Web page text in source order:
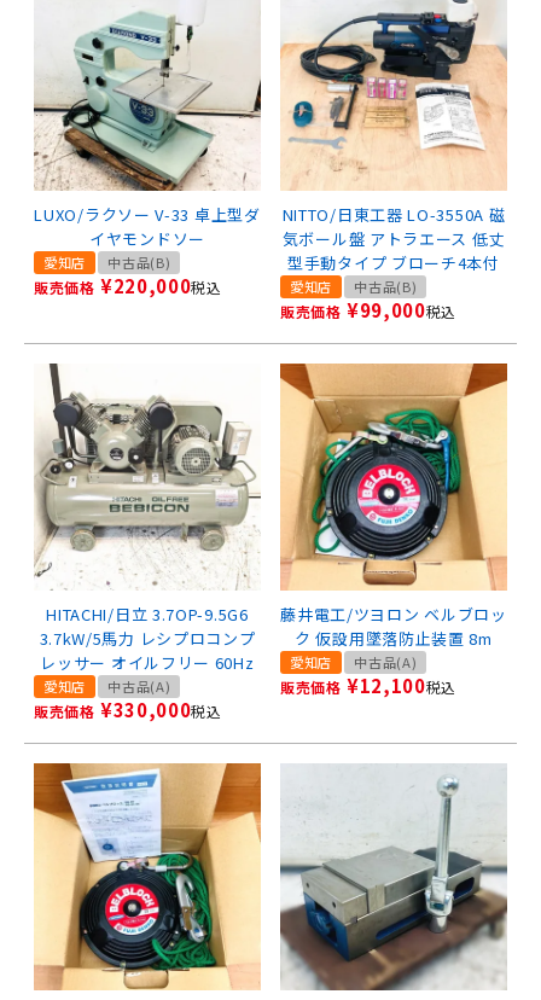
LUXO/ラクソー V-33 卓上型ダ
イヤモンドソー
愛知店 中古品(B)
販売価格 ¥220,000税込
NITTO/日東工器 LO-3550A 磁
気ボール盤 アトラエース 低丈
型手動タイプ ブローチ4本付
愛知店 中古品(B)
販売価格 ¥99,000税込
HITACHI/日立 3.7OP-9.5G6
3.7kW/5馬力 レシプロコンプ
レッサー オイルフリー 60Hz
愛知店 中古品(A)
販売価格 ¥330,000税込
藤井電工/ツヨロン ベルブロッ
ク 仮設用墜落防止装置 8m
愛知店 中古品(A)
販売価格 ¥12,100税込